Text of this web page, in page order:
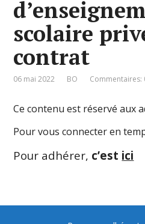
scolaire
contrat
06 mai 2022 BO Commentaires:
Ce contenu est réservé aux
Pour vous connecter en
Pour adhérer, c’est ici